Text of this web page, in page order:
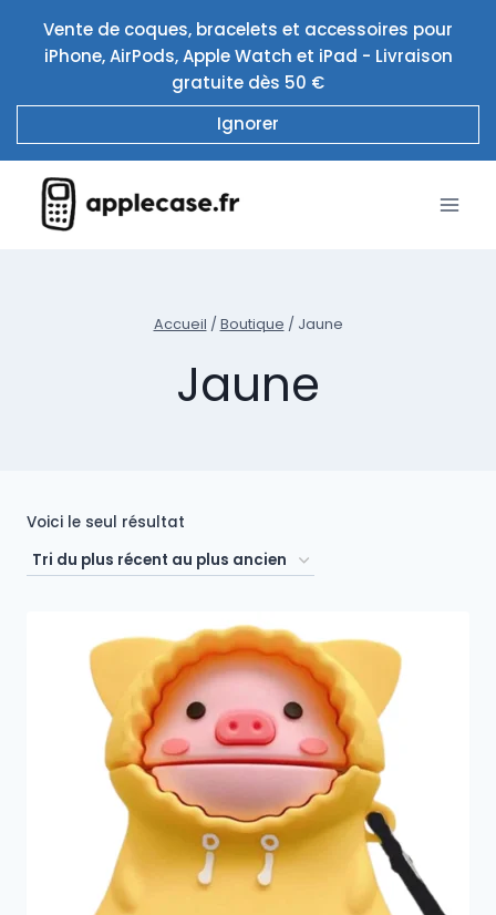
contenu
Vente de coques, bracelets et accessoires pour
iPhone, AirPods, Apple Watch et iPad - Livraison
gratuite dès 50 €
Ignorer
Accueil / Boutique / Jaune
Jaune
Voici le seul résultat